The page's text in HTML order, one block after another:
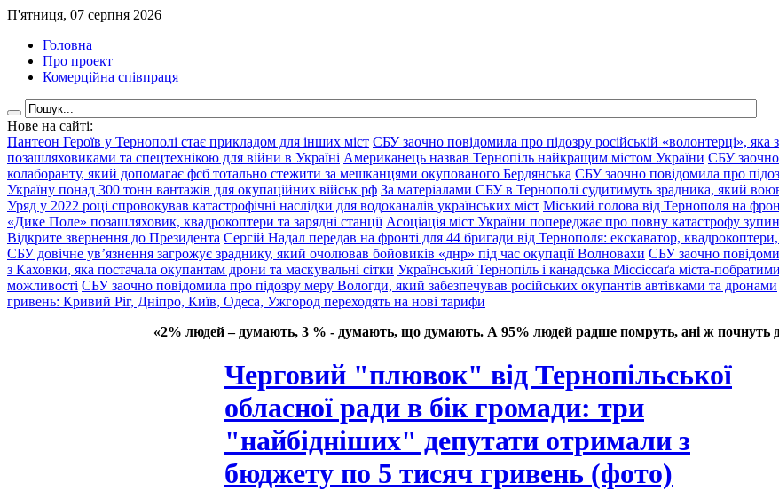
П'ятниця, 07 серпня 2026
Головна
Про проект
Комерційна співпраця
Нове на сайті:
Пантеон Героїв у Тернополі стає прикладом для інших міст СБУ заочно повідомила про підозру російській «волонтерці», яка
позашляховиками та спецтехнікою для війни в Україні Американець назвав Тернопіль найкращим містом України СБУ заочно
колаборанту, який допомагає фсб тотально стежити за мешканцями окупованого Бердянська СБУ заочно повідомила про
Україну понад 300 тонн вантажів для окупаційних військ рф За матеріалами СБУ в Тернополі судитимуть зрадника, який
Уряд у 2022 році спровокував катастрофічні наслідки для водоканалів українських міст Міський голова від Тернополя на
«Дике Поле» позашляховик, квадрокоптери та зарядні станції Асоціація міст України попереджає про повну катастрофу
Відкрите звернення до Президента Сергій Надал передав на фронті для 44 бригади від Тернополя: екскаватор, квадрокоптери,
СБУ довічне ув’язнення загрожує зраднику, який очолював бойовиків «днр» під час окупації Волновахи СБУ заочно
з Каховки, яка постачала окупантам дрони та маскувальні сітки Український Тернопіль і канадська Міссіссаґа міста-
можливості СБУ заочно повідомила про підозру меру Вологди, який забезпечував російських окупантів автівками та дронами
гривень: Кривий Ріг, Дніпро, Київ, Одеса, Ужгород переходять на нові тарифи
«2% людей – думають, 3 % - думають, що думають. А 95% людей радше помруть, ані ж почнуть
Черговий "плювок" від Тернопільської
обласної ради в бік громади: три
"найбідніших" депутати отримали з
бюджету по 5 тисяч гривень (фото)